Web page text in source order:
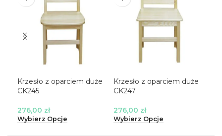
Krzesło z oparciem duże
CK245
276,00 zł
Wybierz Opcje
Krzesło z oparciem duże
CK247
276,00 zł
Wybierz Opcje